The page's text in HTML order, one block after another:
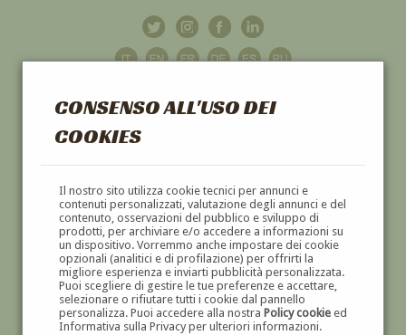
CONSENSO ALL'USO DEI
COOKIES
Il nostro sito utilizza cookie tecnici per annunci e
contenuti personalizzati, valutazione degli annunci e del
contenuto, osservazioni del pubblico e sviluppo di
prodotti, per archiviare e/o accedere a informazioni su
un dispositivo. Vorremmo anche impostare dei cookie
opzionali (analitici e di profilazione) per offrirti la
migliore esperienza e inviarti pubblicità personalizzata.
Puoi scegliere di gestire le tue preferenze e accettare,
selezionare o rifiutare tutti i cookie dal pannello
personalizza. Puoi accedere alla nostra Policy cookieed
Informativa sulla Privacy per ulteriori informazioni.
GALLERIAD'ARTE
DIPINTI E SCULTURE '800 E '900